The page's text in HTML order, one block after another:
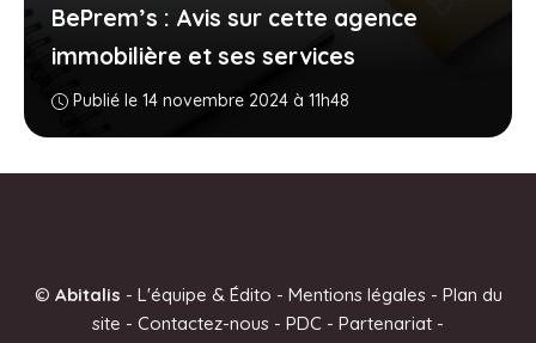
BePrem’s : Avis sur cette agence
immobilière et ses services
Publié le 14 novembre 2024 à 11h48
© Abitalis - L'équipe & Édito - Mentions légales- Plan du
site - Contactez-nous - PDC - Partenariat -